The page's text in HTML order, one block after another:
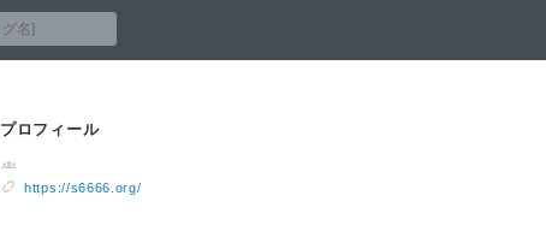
プロフィール
https://s6666.org/